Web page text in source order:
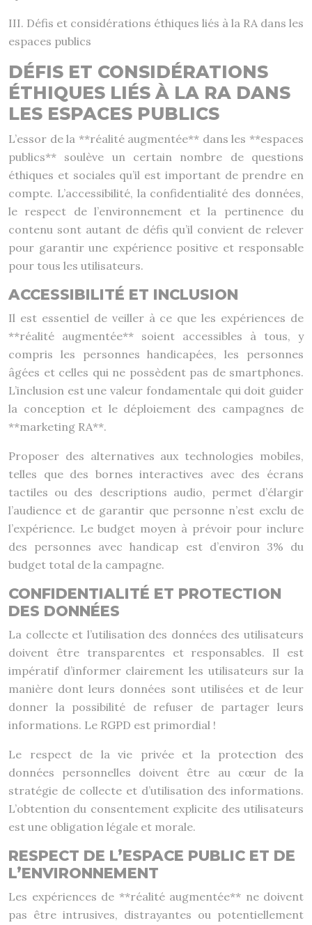
III. Défis et considérations éthiques liés à la RA dans les
espaces publics
DÉFIS ET CONSIDÉRATIONS
ÉTHIQUES LIÉS À LA RA DANS
LES ESPACES PUBLICS
L’essor de la **réalité augmentée** dans les **espaces
publics** soulève un certain nombre de questions
éthiques et sociales qu’il est important de prendre en
compte. L’accessibilité, la confidentialité des données,
le respect de l’environnement et la pertinence du
contenu sont autant de défis qu’il convient de relever
pour garantir une expérience positive et responsable
pour tous les utilisateurs.
ACCESSIBILITÉ ET INCLUSION
Il est essentiel de veiller à ce que les expériences de
**réalité augmentée** soient accessibles à tous, y
compris les personnes handicapées, les personnes
âgées et celles qui ne possèdent pas de smartphones.
L’inclusion est une valeur fondamentale qui doit guider
la conception et le déploiement des campagnes de
**marketing RA**.
Proposer des alternatives aux technologies mobiles,
telles que des bornes interactives avec des écrans
tactiles ou des descriptions audio, permet d’élargir
l’audience et de garantir que personne n’est exclu de
l’expérience. Le budget moyen à prévoir pour inclure
des personnes avec handicap est d’environ 3% du
budget total de la campagne.
CONFIDENTIALITÉ ET PROTECTION
DES DONNÉES
La collecte et l’utilisation des données des utilisateurs
doivent être transparentes et responsables. Il est
impératif d’informer clairement les utilisateurs sur la
manière dont leurs données sont utilisées et de leur
donner la possibilité de refuser de partager leurs
informations. Le RGPD est primordial !
Le respect de la vie privée et la protection des
données personnelles doivent être au cœur de la
stratégie de collecte et d’utilisation des informations.
L’obtention du consentement explicite des utilisateurs
est une obligation légale et morale.
RESPECT DE L’ESPACE PUBLIC ET DE
L’ENVIRONNEMENT
Les expériences de **réalité augmentée** ne doivent
pas être intrusives, distrayantes ou potentiellement